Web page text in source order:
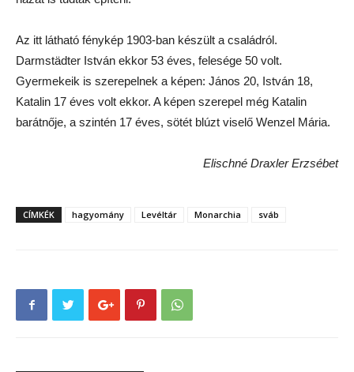
Az itt látható fénykép 1903-ban készült a családról.
Darmstädter István ekkor 53 éves, felesége 50 volt.
Gyermekeik is szerepelnek a képen: János 20, István 18,
Katalin 17 éves volt ekkor. A képen szerepel még Katalin
barátnője, a szintén 17 éves, sötét blúzt viselő Wenzel Mária.
Elischné Draxler Erzsébet
CÍMKÉK hagyomány Levéltár Monarchia sváb